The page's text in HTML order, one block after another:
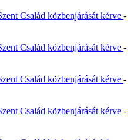
Család közbenjárását kérve -
Család közbenjárását kérve -
Család közbenjárását kérve -
Család közbenjárását kérve -